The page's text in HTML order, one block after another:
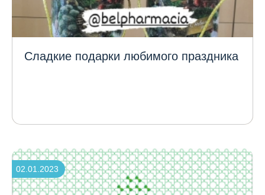
Сладкие подарки любимого праздника
02.01.2023